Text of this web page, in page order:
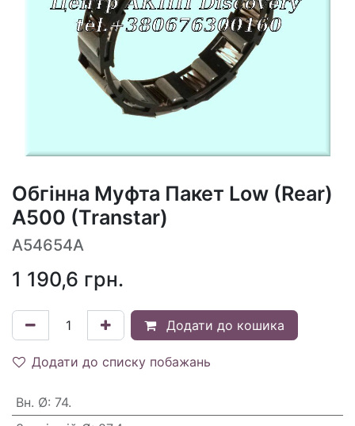
Обгінна Муфта Пакет Low (Rear)
A500 (Transtar)
A54654A
1 190,6 грн.
Додати до кошика
Додати до списку побажань
Вн. Ø: 74.